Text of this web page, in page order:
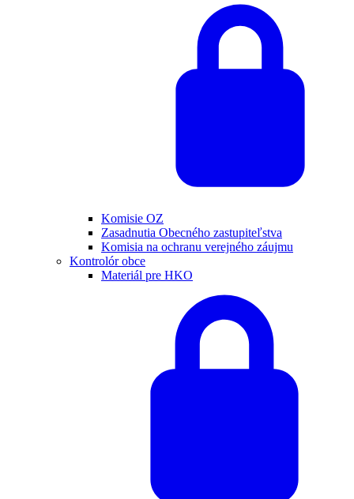
Komisie OZ
Zasadnutia Obecného zastupiteľstva
Komisia na ochranu verejného záujmu
Kontrolór obce
Materiál pre HKO